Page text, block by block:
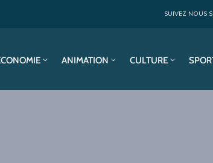
SUIVEZ NOUS
ANIMATION CULTURE